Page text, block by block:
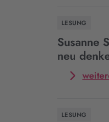
LESUNG
Susanne
neu
LESUNG